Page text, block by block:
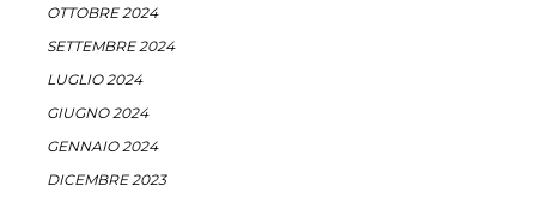
OTTOBRE 2024
SETTEMBRE 2024
LUGLIO 2024
GIUGNO 2024
GENNAIO 2024
DICEMBRE 2023